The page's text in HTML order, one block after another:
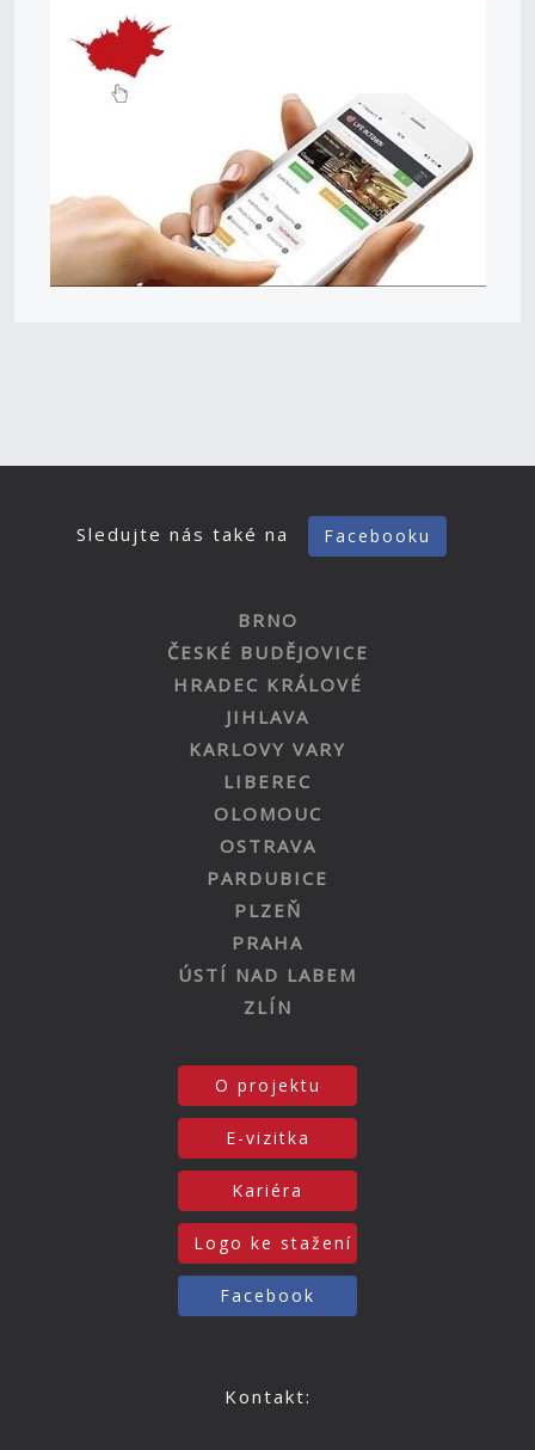
Sledujte nás také na Facebooku
BRNO
ČESKÉ BUDĚJOVICE
HRADEC KRÁLOVÉ
JIHLAVA
KARLOVY VARY
LIBEREC
OLOMOUC
OSTRAVA
PARDUBICE
PLZEŇ
PRAHA
ÚSTÍ NAD LABEM
ZLÍN
O projektu
E-vizitka
Kariéra
Logo ke stažení
Facebook
Kontakt: